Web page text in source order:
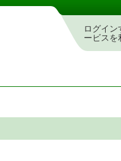
ログイン
ービスを